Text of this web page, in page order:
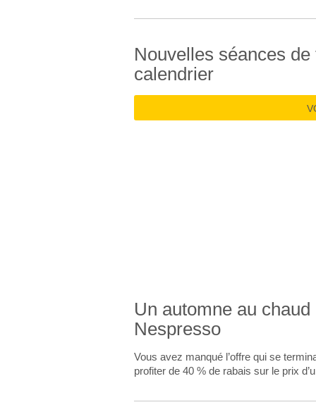
Nouvelles séances
calendrier
Un automne au
Nespresso
Vous avez manqué l’offre qui se
profiter de 40 % de rabais sur le prix